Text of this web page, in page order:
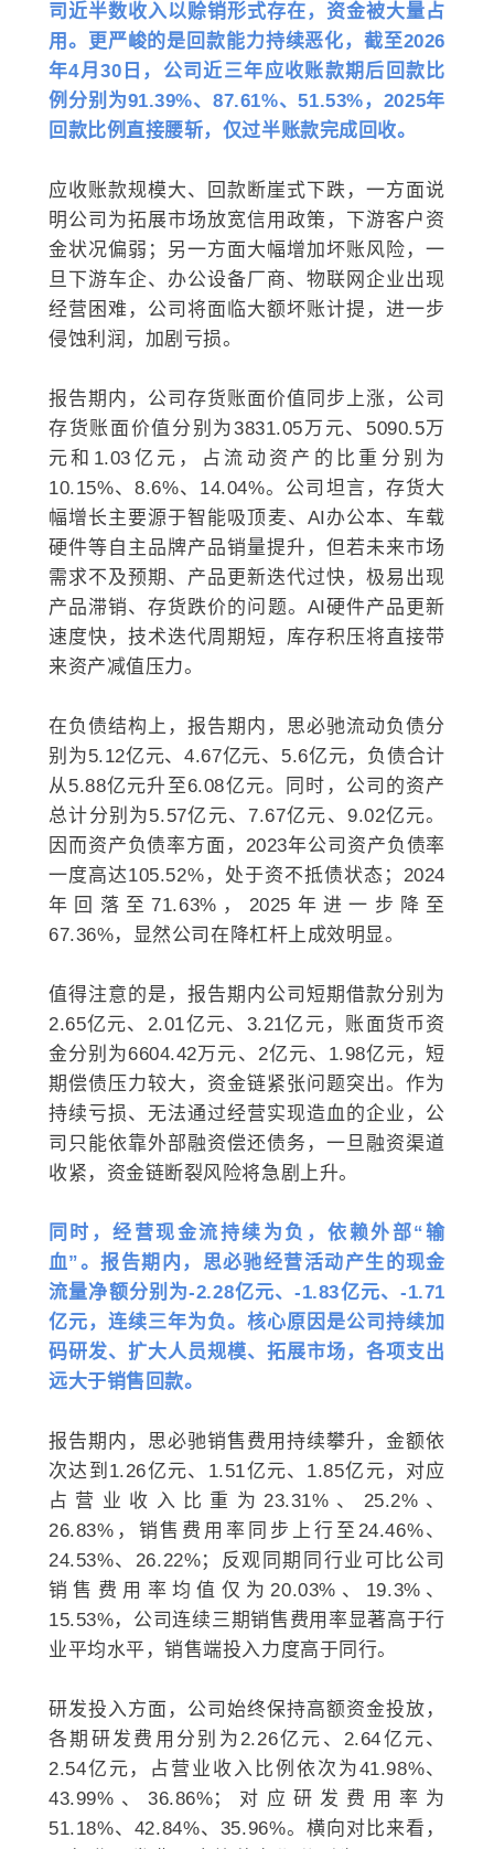
司近半数收入以赊销形式存在，资金被大量占
用。更严峻的是回款能力持续恶化，截至2026
年4月30日，公司近三年应收账款期后回款比
例分别为91.39%、87.61%、51.53%，2025年
回款比例直接腰斩，仅过半账款完成回收。
应收账款规模大、回款断崖式下跌，一方面说
明公司为拓展市场放宽信用政策，下游客户资
金状况偏弱；另一方面大幅增加坏账风险，一
旦下游车企、办公设备厂商、物联网企业出现
经营困难，公司将面临大额坏账计提，进一步
侵蚀利润，加剧亏损。
报告期内，公司存货账面价值同步上涨，公司
存货账面价值分别为3831.05万元、5090.5万
元和1.03亿元，占流动资产的比重分别为
10.15%、8.6%、14.04%。公司坦言，存货大
幅增长主要源于智能吸顶麦、AI办公本、车载
硬件等自主品牌产品销量提升，但若未来市场
需求不及预期、产品更新迭代过快，极易出现
产品滞销、存货跌价的问题。AI硬件产品更新
速度快，技术迭代周期短，库存积压将直接带
来资产减值压力。
在负债结构上，报告期内，思必驰流动负债分
别为5.12亿元、4.67亿元、5.6亿元，负债合计
从5.88亿元升至6.08亿元。同时，公司的资产
总计分别为5.57亿元、7.67亿元、9.02亿元。
因而资产负债率方面，2023年公司资产负债率
一度高达105.52%，处于资不抵债状态；2024
年回落至71.63%，2025年进一步降至
67.36%，显然公司在降杠杆上成效明显。
值得注意的是，报告期内公司短期借款分别为
2.65亿元、2.01亿元、3.21亿元，账面货币资
金分别为6604.42万元、2亿元、1.98亿元，短
期偿债压力较大，资金链紧张问题突出。作为
持续亏损、无法通过经营实现造血的企业，公
司只能依靠外部融资偿还债务，一旦融资渠道
收紧，资金链断裂风险将急剧上升。
同时，经营现金流持续为负，依赖外部“输
血”。报告期内，思必驰经营活动产生的现金
流量净额分别为-2.28亿元、-1.83亿元、-1.71
亿元，连续三年为负。核心原因是公司持续加
码研发、扩大人员规模、拓展市场，各项支出
远大于销售回款。
报告期内，思必驰销售费用持续攀升，金额依
次达到1.26亿元、1.51亿元、1.85亿元，对应
占营业收入比重为23.31%、25.2%、
26.83%，销售费用率同步上行至24.46%、
24.53%、26.22%；反观同期同行业可比公司
销售费用率均值仅为20.03%、19.3%、
15.53%，公司连续三期销售费用率显著高于行
业平均水平，销售端投入力度高于同行。
研发投入方面，公司始终保持高额资金投放，
各期研发费用分别为2.26亿元、2.64亿元、
2.54亿元，占营业收入比例依次为41.98%、
43.99%、36.86%；对应研发费用率为
51.18%、42.84%、35.96%。横向对比来看，